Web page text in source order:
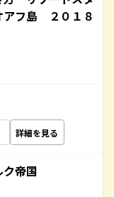
フ島 ２０１８
詳細を見る
帝国